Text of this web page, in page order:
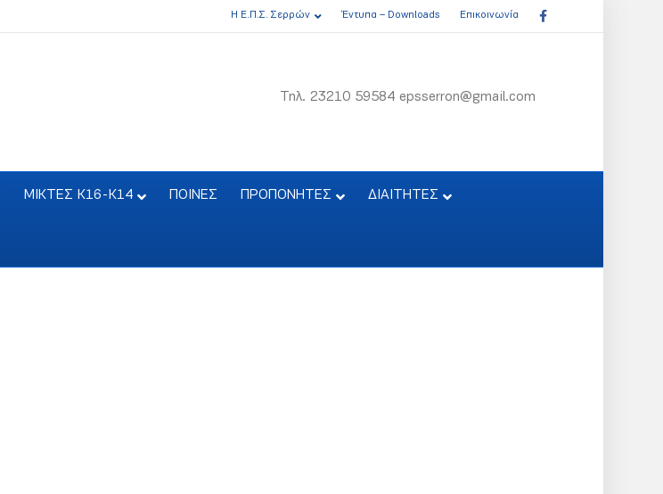
Η Ε.Π.Σ. Σερρών Έντυπα – Downloads Επικοινωνία Facebook
Τηλ. 23210 59584 epsserron@gmail.com
ΜΙΚΤΕΣ Κ16-Κ14 ΠΟΙΝΕΣ ΠΡΟΠΟΝΗΤΕΣ ΔΙΑΙΤΗΤΕΣ